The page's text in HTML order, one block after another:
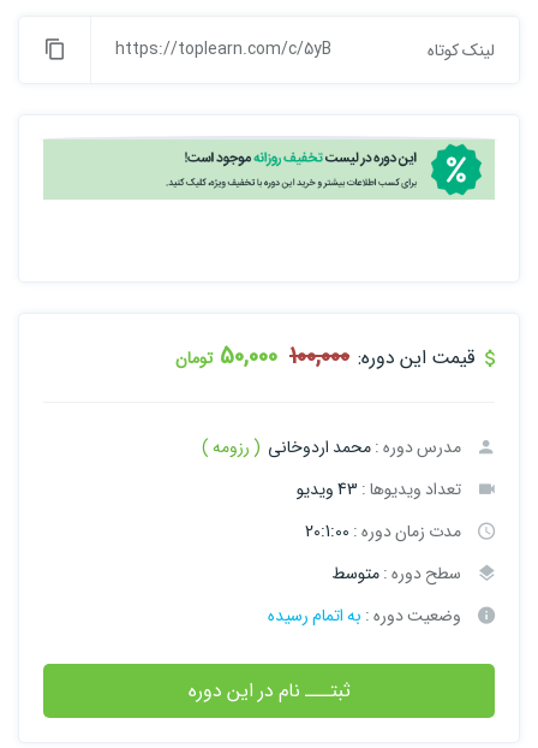
لینک کوتاه https://toplearn.com/c/5yB
قیمت این دوره: 100,000
50,000 تومان
مدرس دوره :محمد اردوخانی ( رزومه )
تعداد ویدیوها : 43 ویدیو
مدت زمان دوره : 20:1:00
سطح دوره :متوسط
وضعیت دوره : به اتمام رسیده
ثبتـــ نام در این دوره